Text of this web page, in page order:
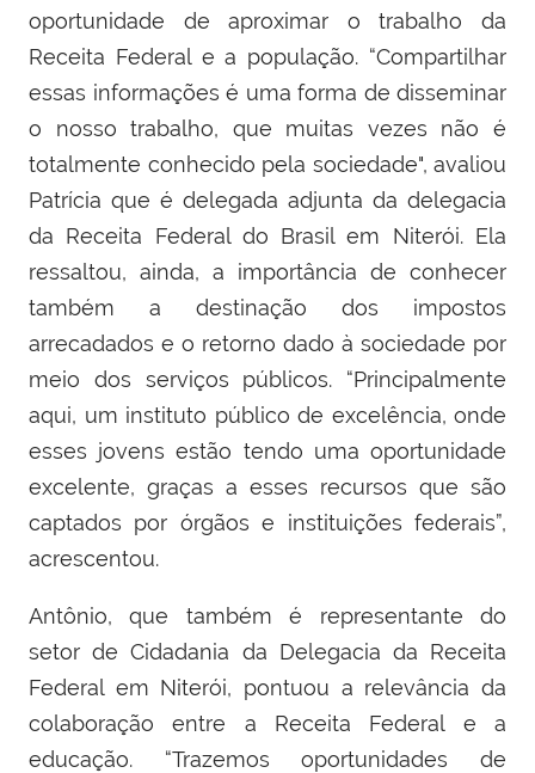
oportunidade de aproximar o trabalho da
Receita Federal e a população. “Compartilhar
essas informações é uma forma de disseminar
o nosso trabalho, que muitas vezes não é
totalmente conhecido pela sociedade", avaliou
Patrícia que é delegada adjunta da delegacia
da Receita Federal do Brasil em Niterói. Ela
ressaltou, ainda, a importância de conhecer
também a destinação dos impostos
arrecadados e o retorno dado à sociedade por
meio dos serviços públicos. “Principalmente
aqui, um instituto público de excelência, onde
esses jovens estão tendo uma oportunidade
excelente, graças a esses recursos que são
captados por órgãos e instituições federais”,
acrescentou.
Antônio, que também é representante do
setor de Cidadania da Delegacia da Receita
Federal em Niterói, pontuou a relevância da
colaboração entre a Receita Federal e a
educação. “Trazemos oportunidades de